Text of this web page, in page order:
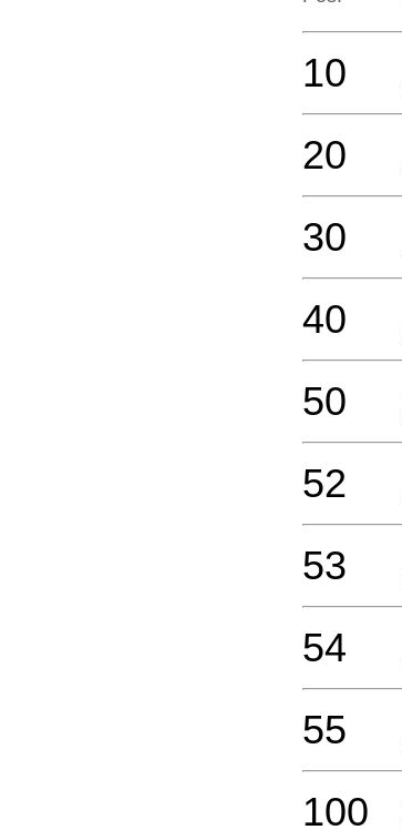
10
20
30
40
50
52
53
54
55
100